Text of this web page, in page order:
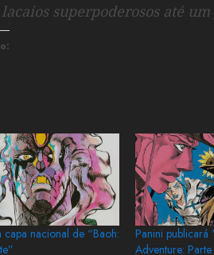
superpoderosos até
capa nacional de “Baoh:
Panini publicará
Adventure: